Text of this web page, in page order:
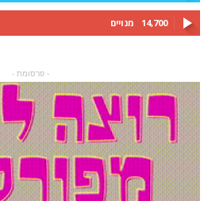
14,700 מנויים
- פרסומת -